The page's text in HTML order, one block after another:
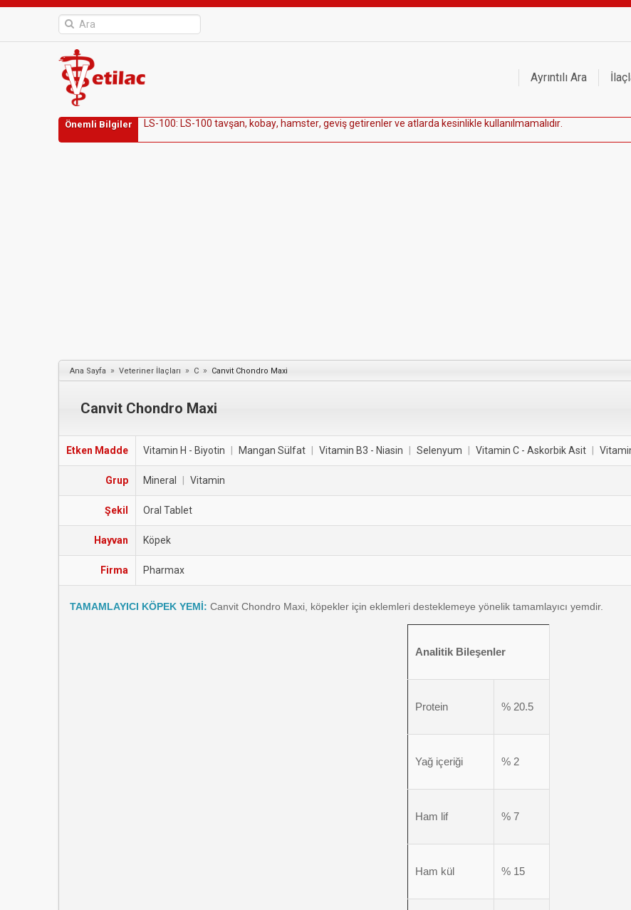
Ayrıntılı Ara
Önemli Bilgiler LS-100: LS-100 tavşan, kobay, hamster, gevişgetiren erve atarda kesin ike ku anı mama ıdır
Ana Sayfa » Veteriner İlaçları » C » Canvit Chondro Maxi
Canvit Chondro Maxi
Etken Madde Vitamin H - Biyotin Mangan Sülfat Vitamin B3 - Niasin Selenyum Vitamin C - Askorbik Asit
Grup Mineral Vitamin
Şekil Oral Tablet
Hayvan Köpek
Firma Pharmax
TAMAMLAYICI KÖPEK YEMİ: Canvit Chondro Maxi, köpekler için eklemleri desteklemeye yönelik tamamlayıcı yemdir.
Analitik Bileşenler
Protein % 20.5
Yağ içeriği % 2
Ham lif % 7
Ham kül % 15